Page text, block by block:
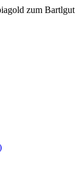
zum Bartlgut